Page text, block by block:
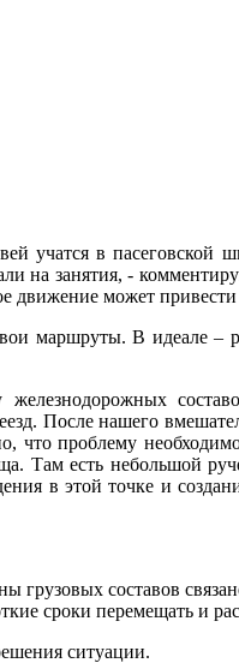
учатся в пасеговской
на занятия, -
движение может
маршруты. В идеале –
После нашего
что проблему
Там есть небольшой
в этой точке и
составов
сроки перемещать и
ситуации.